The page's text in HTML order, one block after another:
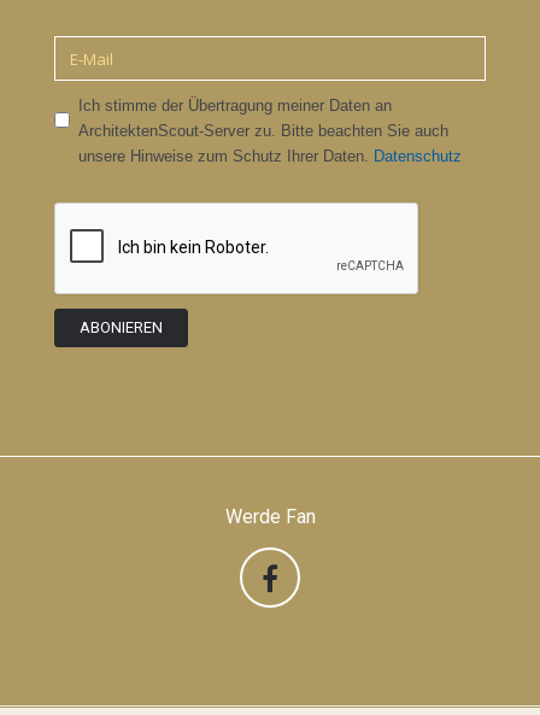
Ich stimme der Übertragung meiner Daten an
ArchitektenScout-Server zu. Bitte beachten Sie auch
unsere Hinweise zum Schutz Ihrer Daten. Datenschutz
Werde Fan